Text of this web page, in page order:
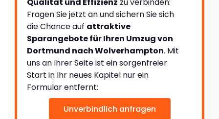
Qualität und Effizienz zu verbinden:
Fragen Sie jetzt an und sichern Sie sich
die Chance auf attraktive
Sparangebote für Ihren Umzug von
Dortmund nach Wolverhampton. Mit
uns an Ihrer Seite ist ein sorgenfreier
Start in Ihr neues Kapitel nur ein
Formular entfernt:
Unverbindlich anfragen